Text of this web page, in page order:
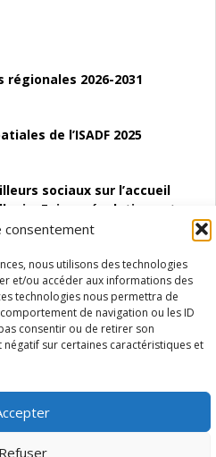
consentement
nous utilisons des technologies
et/ou accéder aux informations des
technologies nous permettra de
de navigation ou les ID
consentir ou de retirer son
sur certaines caractéristiques et
Refuser
2026-2031
de l’ISADF 2025
sociaux sur l’accueil
Enjeux, évolutions et
d’emploi (SAACE)
:quels indicateurs